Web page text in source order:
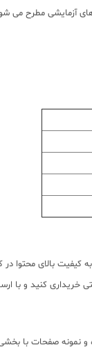
مطرح می شود
بالای محتوا در
کنید و با
نمونه صفحات با بخشی